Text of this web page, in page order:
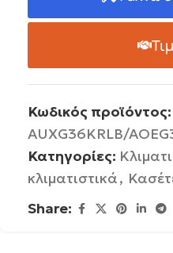
Κωδικός προϊόντος:
AUXG36KRLB/
Κατηγορίες:
κλιματιστικά,
Share: